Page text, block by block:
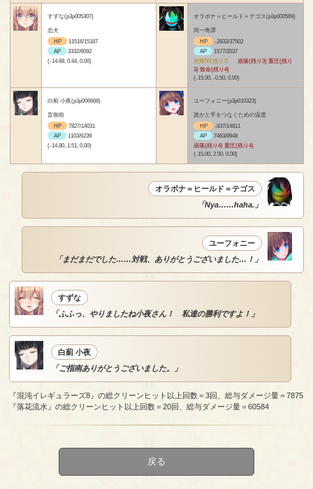
すずな(p3p005307)
忠犬
HP
11516/15187
AP
3332/6092
(-14.68, 0.44, 0.00)
オラボナ＝ヒールド＝テゴス(p3p000569)
同一奇譚
HP
-2833/37502
AP
1577/2037
光輝50(残り7)
崩落(残り3) 重圧(残り
3) 致命(残り4)
(-15.00, -0.50, 0.00)
白薊 小夜(p3p006668)
盲御前
HP
7827/14031
AP
1103/6239
(-14.80, 1.51, 0.00)
ユーフォニー(p3p010323)
誰かと手をつなぐための温度
HP
-837/14811
AP
7463/8948
崩落(残り4) 重圧(残り4)
(-15.00, 2.50, 0.00)
オラボナ＝ヒールド＝テゴス
「Nya……haha.」
ユーフォニー
「まだまだでした……対戦、ありがとうございました…！」
すずな
「ふふっ、やりましたね小夜さん！ 私達の勝利ですよ！」
白薊 小夜
「ご指南ありがとうございました。」
『混沌イレギュラーズ8』の総クリーンヒット以上回数＝3回、総与ダメージ量＝7875
『落花流水』の総クリーンヒット以上回数＝20回、総与ダメージ量＝60584
戻る